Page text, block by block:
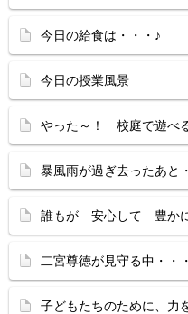
今日の給食は・・・♪
今日の授業風景
やった～！ 校庭で遊べ
暴風雨が過ぎ去ったあと
誰もが 安心して 豊か
二宮尊徳が見守る中・
子どもたちのために、